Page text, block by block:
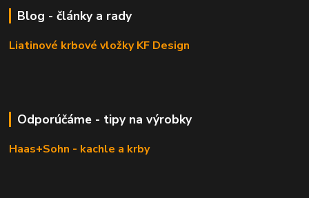
Blog - články a rady
Liatinové krbové vložky KF Design
Odporúčáme - tipy na výrobky
Haas+Sohn - kachle a krby